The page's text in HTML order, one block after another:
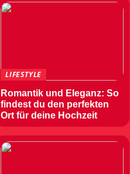
LIFESTYLE
Romantik und Eleganz: So
findest du den perfekten
Ort für deine Hochzeit